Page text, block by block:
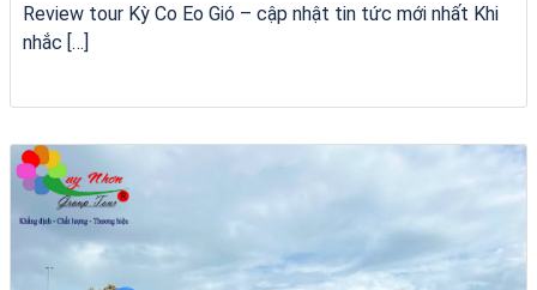
Review tour Kỳ Co Eo Gió – cập nhật tin tức mới nhất Khi
nhắc […]